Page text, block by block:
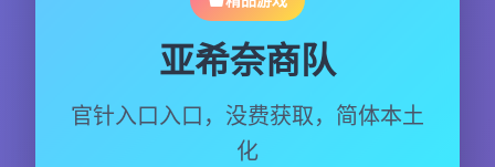
亚希奈商队
官针入口入口，没费获取，简体本土
化